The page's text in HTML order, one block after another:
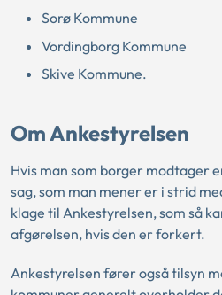
Sorø Kommune
Vordingborg Kommune
Skive Kommune.
Om Ankestyrelsen
Hvis man som borger modtager
sag, som man mener er i strid
klage til Ankestyrelsen, som så
afgørelsen, hvis den er forkert.
Ankestyrelsen fører også tilsyn